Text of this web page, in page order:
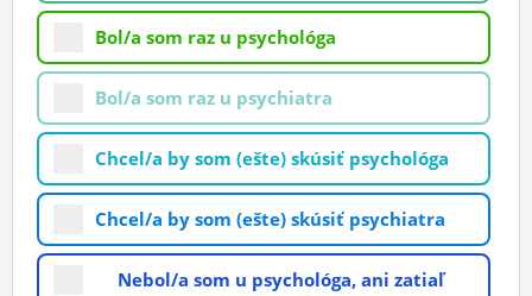
ROLETA
Bol/a som raz u psychológa
Bol/a som raz u psychiatra
Chcel/a by som (ešte) skúsiť psychológa
Chcel/a by som (ešte) skúsiť psychiatra
Nebol/a som u psychológa, ani zatiaľ